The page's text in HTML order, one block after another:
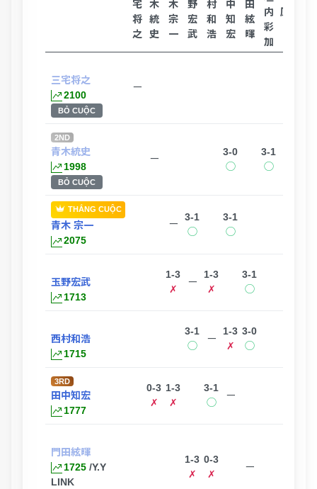
宅
将
之
木
統
史
木
宗
一
野
宏
武
村
和
浩
中
知
宏
田
絃
暉
内
彩
加
原
三宅将之
2100
BỎ CUỘC
ー
2ND
青木統史
1998
BỎ CUỘC
ー
3-0
◯
3-1
◯
THẮNG CUỘC
青木 宗一
2075
ー
3-1
◯
3-1
◯
玉野宏武
1713
1-3
✗
ー
1-3
✗
3-1
◯
西村和浩
1715
3-1
◯
ー
1-3
✗
3-0
◯
3RD
田中知宏
1777
0-3
✗
1-3
✗
3-1
◯
ー
門田絃暉
1725 /Y.Y
LINK
1-3
✗
0-3
✗
ー